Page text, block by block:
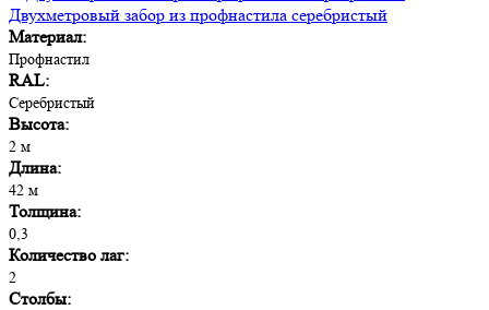
Двухметровый забор из профнастила серебристый
Материал:
Профнастил
RAL:
Серебристый
Высота:
2 м
Длина:
42 м
Толщина:
0,3
Количество лаг:
2
Столбы: